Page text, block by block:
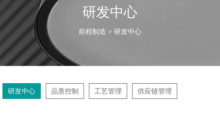
研发中心
前程制造 > 研发中心
研发中心 品质控制 工艺管理 供应链管理